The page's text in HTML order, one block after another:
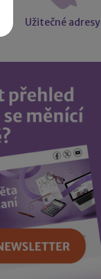
Užitečné adresy